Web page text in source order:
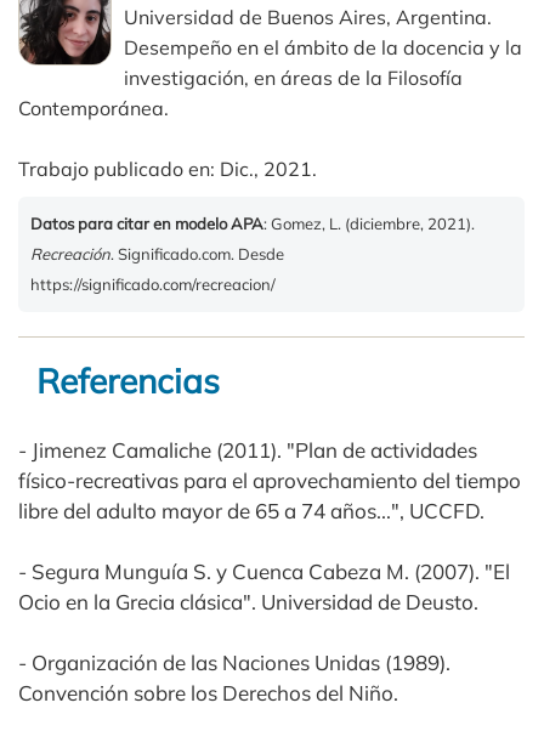
Universidad de Buenos Aires, Argentina.
Desempeño en el ámbito de la docencia y la
investigación, en áreas de la Filosofía
Contemporánea.
Trabajo publicado en: Dic., 2021.
Datos para citar en modelo APA: Gomez, L. (diciembre, 2021).
Recreación. Significado.com. Desde
https://significado.com/recreacion/
Referencias
- Jimenez Camaliche (2011). "Plan de actividades
físico-recreativas para el aprovechamiento del tiempo
libre del adulto mayor de 65 a 74 años...", UCCFD.
- Segura Munguía S. y Cuenca Cabeza M. (2007). "El
Ocio en la Grecia clásica". Universidad de Deusto.
- Organización de las Naciones Unidas (1989).
Convención sobre los Derechos del Niño.